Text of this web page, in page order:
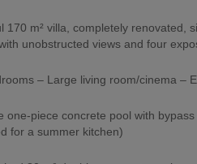
170 m² villa, completely renovated,
unobstructed views and four
– Large living room/cinema –
one-piece concrete pool with
for a summer kitchen)